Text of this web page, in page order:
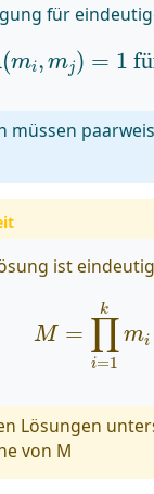
für
(mi, mj) = 1 fü
m 1
müssen
ist
M =
k
∏
i=1
mi
=1
Lösungen
von M